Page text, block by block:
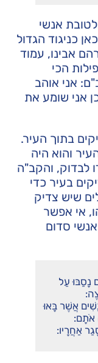
אנשי
כניגוד הגדול
אבינו, עמוד
הכי
אני אוהב
אני שומע את
בתוך העיר.
והוא היה
לבדוק, והקב"ה
בעיר כדי
שיש צדיק
אי אפשר
סדום
נָסַבּוּ עַל
אֲשֶׁר בָּאוּ
אֹתָם:
אַחֲרָיו: